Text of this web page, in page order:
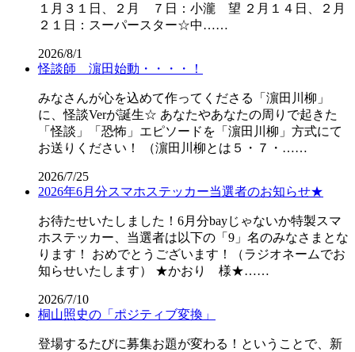
１月３１日、２月 ７日：小瀧 望 ２月１４日、２月
２１日：スーパースター☆中……
2026/8/1
怪談師 濵田始動・・・・！
みなさんが心を込めて作ってくださる「濵田川柳」
に、怪談Verが誕生☆ あなたやあなたの周りで起きた
「怪談」「恐怖」エピソードを「濵田川柳」方式にて
お送りください！ （濵田川柳とは５・７・……
2026/7/25
2026年6月分スマホステッカー当選者のお知らせ★
お待たせいたしました！6月分bayじゃないか特製スマ
ホステッカー、当選者は以下の「9」名のみなさまとな
ります！ おめでとうございます！（ラジオネームでお
知らせいたします） ★かおり 様★……
2026/7/10
桐山照史の「ポジティブ変換」
登場するたびに募集お題が変わる！ということで、新